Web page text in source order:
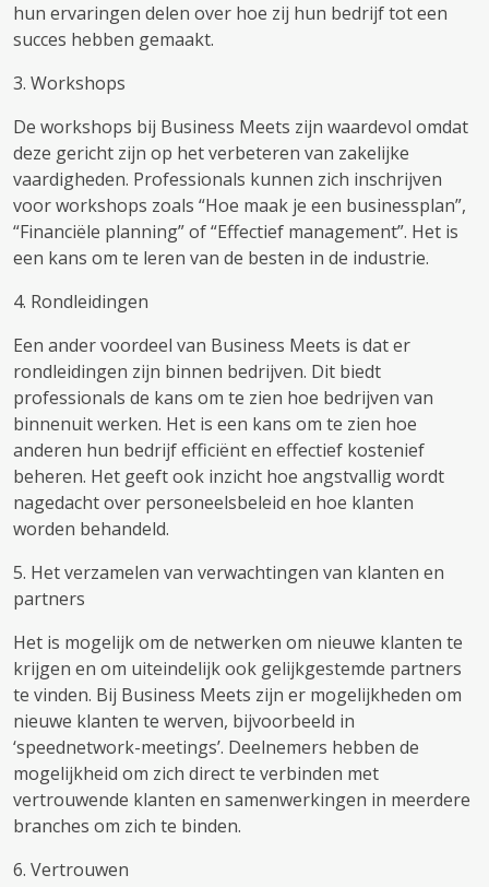
hun ervaringen delen over hoe zij hun bedrijf tot een
succes hebben gemaakt.
3. Workshops
De workshops bij Business Meets zijn waardevol omdat
deze gericht zijn op het verbeteren van zakelijke
vaardigheden. Professionals kunnen zich inschrijven
voor workshops zoals “Hoe maak je een businessplan”,
“Financiële planning” of “Effectief management”. Het is
een kans om te leren van de besten in de industrie.
4. Rondleidingen
Een ander voordeel van Business Meets is dat er
rondleidingen zijn binnen bedrijven. Dit biedt
professionals de kans om te zien hoe bedrijven van
binnenuit werken. Het is een kans om te zien hoe
anderen hun bedrijf efficiënt en effectief kostenief
beheren. Het geeft ook inzicht hoe angstvallig wordt
nagedacht over personeelsbeleid en hoe klanten
worden behandeld.
5. Het verzamelen van verwachtingen van klanten en
partners
Het is mogelijk om de netwerken om nieuwe klanten te
krijgen en om uiteindelijk ook gelijkgestemde partners
te vinden. Bij Business Meets zijn er mogelijkheden om
nieuwe klanten te werven, bijvoorbeeld in
‘speednetwork-meetings’. Deelnemers hebben de
mogelijkheid om zich direct te verbinden met
vertrouwende klanten en samenwerkingen in meerdere
branches om zich te binden.
6. Vertrouwen